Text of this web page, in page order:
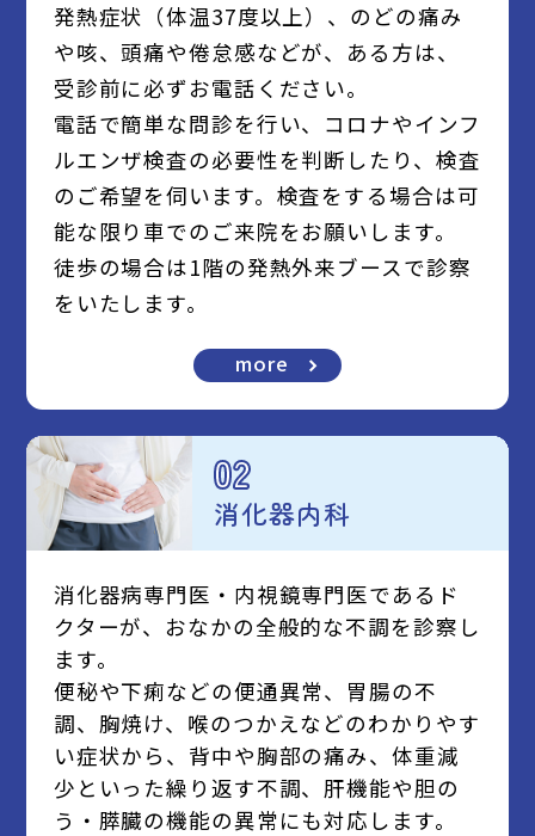
発熱症状（体温37度以上）、のどの痛み
や咳、頭痛や倦怠感などが、ある方は、
受診前に必ずお電話ください。
電話で簡単な問診を行い、コロナやインフ
ルエンザ検査の必要性を判断したり、検査
のご希望を伺います。検査をする場合は可
能な限り車でのご来院をお願いします。
徒歩の場合は1階の発熱外来ブースで診察
をいたします。
more
02
消化器内科
消化器病専門医・内視鏡専門医であるド
クターが、おなかの全般的な不調を診察し
ます。
便秘や下痢などの便通異常、胃腸の不
調、胸焼け、喉のつかえなどのわかりやす
い症状から、背中や胸部の痛み、体重減
少といった繰り返す不調、肝機能や胆の
う・膵臓の機能の異常にも対応します。